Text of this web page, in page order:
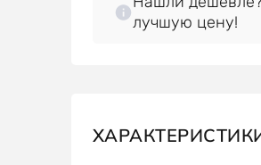
лучшую цену!